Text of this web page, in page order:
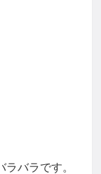
バラです。